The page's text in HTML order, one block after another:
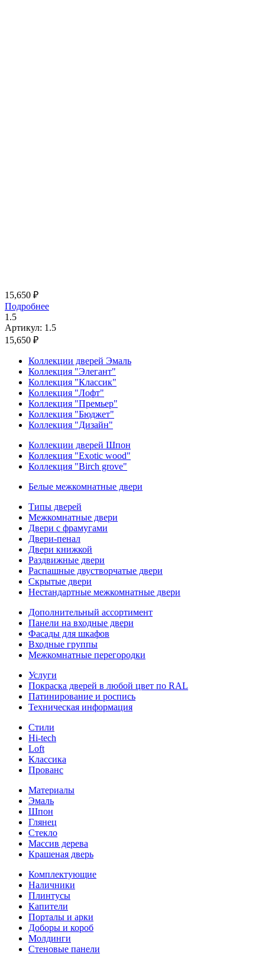
15,650 ₽
Подробнее
1.5
Артикул: 1.5
15,650 ₽
Коллекции дверей Эмаль
Коллекция "Элегант"
Коллекция "Классик"
Коллекция "Лофт"
Коллекция "Премьер"
Коллекция "Бюджет"
Коллекция "Дизайн"
Коллекции дверей Шпон
Коллекция "Exotic wood"
Коллекция "Birch grove"
Белые межкомнатные двери
Типы дверей
Межкомнатные двери
Двери с фрамугами
Двери-пенал
Двери книжкой
Раздвижные двери
Распашные двустворчатые двери
Скрытые двери
Нестандартные межкомнатные двери
Дополнительный ассортимент
Панели на входные двери
Фасады для шкафов
Входные группы
Межкомнатные перегородки
Услуги
Покраска дверей в любой цвет по RAL
Патинирование и роспись
Техническая информация
Стили
Hi-tech
Loft
Классика
Прованс
Материалы
Эмаль
Шпон
Глянец
Стекло
Массив дерева
Крашеная дверь
Комплектующие
Наличники
Плинтусы
Капители
Порталы и арки
Доборы и короб
Молдинги
Стеновые панели